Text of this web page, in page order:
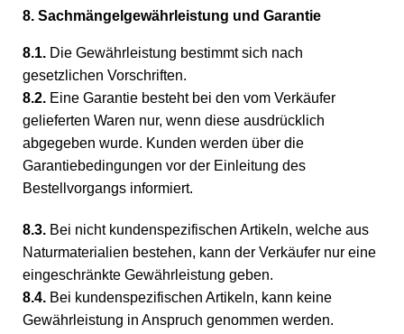
8. Sachmängelgewährleistung und Garantie
8.1. Die Gewährleistung bestimmt sich nach
gesetzlichen Vorschriften.
8.2. Eine Garantie besteht bei den vom Verkäufer
gelieferten Waren nur, wenn diese ausdrücklich
abgegeben wurde. Kunden werden über die
Garantiebedingungen vor der Einleitung des
Bestellvorgangs informiert.
8.3. Bei nicht kundenspezifischen Artikeln, welche aus
Naturmaterialien bestehen, kann der Verkäufer nur eine
eingeschränkte Gewährleistung geben.
8.4. Bei kundenspezifischen Artikeln, kann keine
Gewährleistung in Anspruch genommen werden.